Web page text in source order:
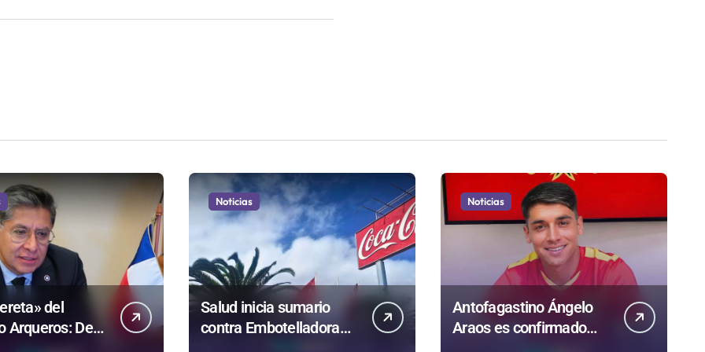
del
Arqueros: De
acuerdo con
Noticias
Salud inicia sumario
contra Embotelladora
Noticias
Antofagastino Ángelo
Araos es confirmado